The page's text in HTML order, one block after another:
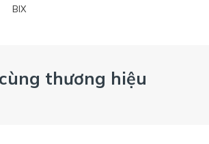
BIX
thương hiệu